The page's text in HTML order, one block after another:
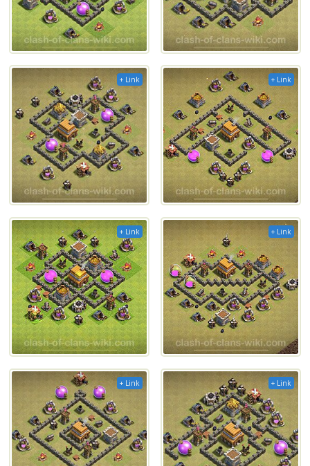
+ Link + Link
+ Link + Link
+ Link + Link